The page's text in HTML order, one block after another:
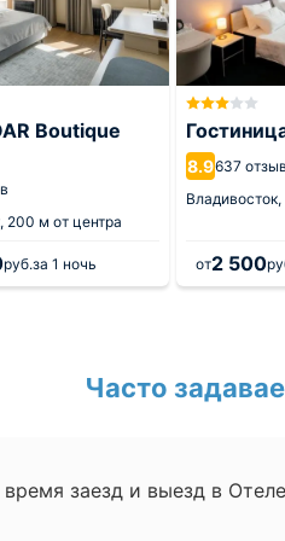
Boutique
200 м от центра
руб.за 1 ночь
8.9637
Владивосток,
от2 500
Часто
время заезд и выезд в